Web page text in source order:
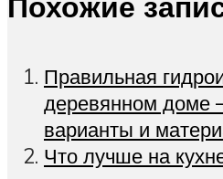
Правильная
деревянном доме
варианты и
Что лучше на